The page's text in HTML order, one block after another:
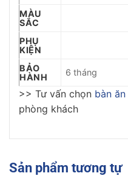
MÀU
SẮC
PHỤ
KIỆN
BẢO
HÀNH
6 tháng
>> Tư vấn chọn bàn ăn
phòng khách
Sản phẩm tương tự